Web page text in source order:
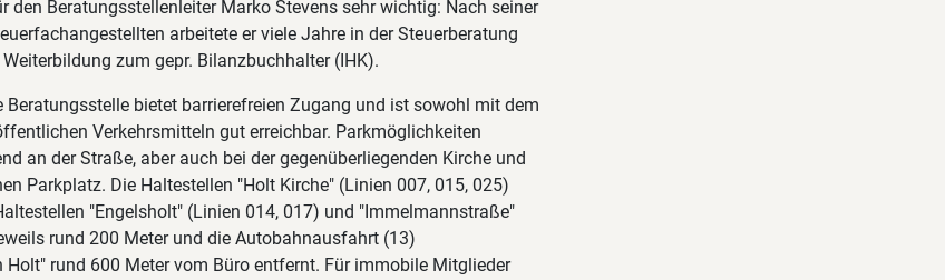
den Beratungsstellenleiter Marko Stevens sehr wichtig: Nach seiner
arbeitete er viele Jahre in der Steuerberatung
zum gepr. Bilanzbuchhalter (IHK).
Beratungsstelle bietet barrierefreien Zugang und ist sowohl mit dem
Verkehrsmitteln gut erreichbar. Parkmöglichkeiten
an der Straße, aber auch bei der gegenüberliegenden Kirche und
Parkplatz. Die Haltestellen "Holt Kirche" (Linien 007, 015, 025)
"Engelsholt" (Linien 014, 017) und "Immelmannstraße"
rund 200 Meter und die Autobahnausfahrt (13)
Holt" rund 600 Meter vom Büro entfernt. Für immobile Mitglieder